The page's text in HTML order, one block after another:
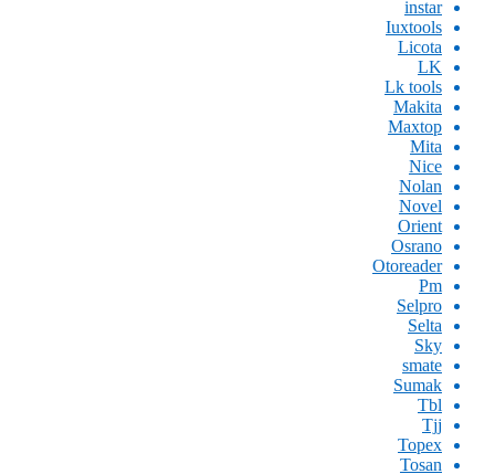
instar
Iuxtools
Licota
LK
Lk tools
Makita
Maxtop
Mita
Nice
Nolan
Novel
Orient
Osrano
Otoreader
Pm
Selpro
Selta
Sky
smate
Sumak
Tbl
Tjj
Topex
Tosan